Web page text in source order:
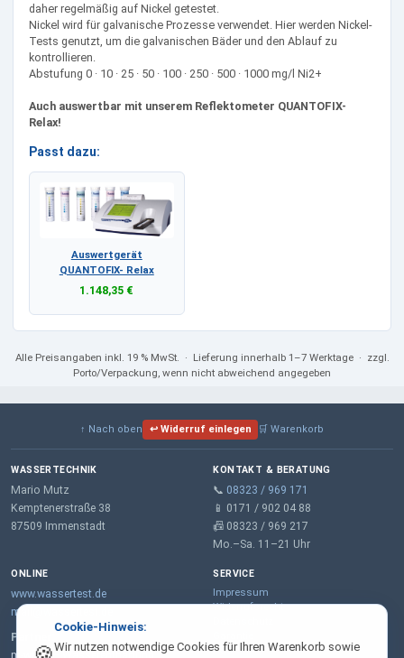
Cookie-Hinweis:
Wir nutzen notwendige Cookies für Ihren Warenkorb sowie
daher regelmäßig auf Nickel getestet.
Nickel wird für galvanische Prozesse verwendet. Hier werden Nickel-
Tests genutzt, um die galvanischen Bäder und den Ablauf zu
kontrollieren.
Abstufung 0 · 10 · 25 · 50 · 100 · 250 · 500 · 1000 mg/l Ni2+
Auch auswertbar mit unserem Reflektometer QUANTOFIX-
Relax!
Passt dazu:
Auswertgerät
QUANTOFIX- Relax
1.148,35 €
Alle Preisangaben inkl. 19 % MwSt. · Lieferung innerhalb 1–7 Werktage · zzgl.
Porto/Verpackung, wenn nicht abweichend angegeben
↑ Nach oben ↩ Widerruf einlegen 🛒 Warenkorb
WASSERTECHNIK
Mario Mutz
Kemptenerstraße 38
87509 Immenstadt
KONTAKT & BERATUNG
📞 08323 / 969 171
📱 0171 / 902 04 88
📠 08323 / 969 217
Mo.–Sa. 11–21 Uhr
ONLINE
www.wassertest.de
mail@wassertest.de
Partner:
SERVICE
Impressum
Widerrufsrecht
AGB